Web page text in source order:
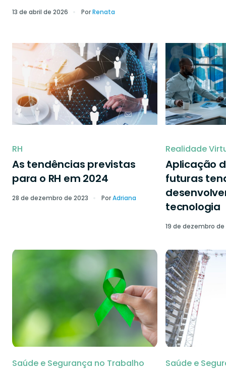
13 de abril de 2026 PorRenata
RH
As tendências previstas
para o RH em 2024
28 de dezembro de 2023 PorAdriana
Realidade
Aplicação
futuras
tecnologia
19 de dezembro de
Saúde e Segurança no Trabalho Saúde e